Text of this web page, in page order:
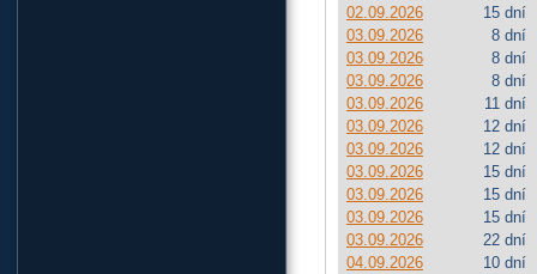
02.09.2026
15 dní
03.09.2026
8 dní
03.09.2026
8 dní
03.09.2026
8 dní
03.09.2026
11 dní
03.09.2026
12 dní
03.09.2026
12 dní
03.09.2026
15 dní
03.09.2026
15 dní
03.09.2026
15 dní
03.09.2026
22 dní
04.09.2026
10 dní